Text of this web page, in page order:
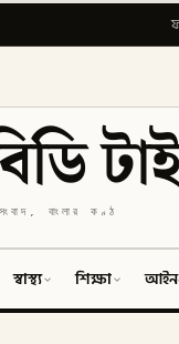
সংবাদ, বাংলার কণ্ঠ
স্বাস্থ্য শিক্ষা